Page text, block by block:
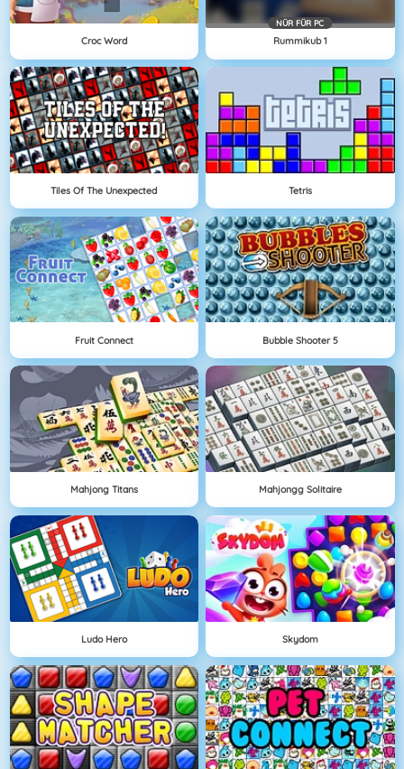
Croc Word
NÜR FÜR PC
Rummikub 1
Tiles Of The Unexpected Tetris
Fruit Connect Bubble Shooter 5
Mahjong Titans Mahjongg Solitaire
Ludo Hero Skydom